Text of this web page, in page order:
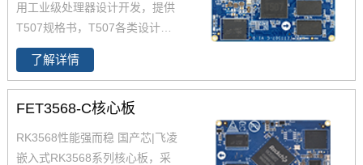
用工业级处理器设计开发，提供
T507规格书，T507各类设计资
料。FETT507-C核心板集成全志
T507四核工业级处理器设计开
发，Cortex-A53架构，主频1.5G
Hz，集成G31 GPU，内存2GB D
了解详情
FET3568-C核心板
RK3568性能强而稳 国产芯|飞凌
嵌入式RK3568系列核心板，采